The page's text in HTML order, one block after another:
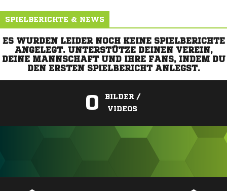
SPIELBERICHTE & NEWS
ES WURDEN LEIDER NOCH KEINE SPIELBERICHTE
ANGELEGT. UNTERSTÜTZE DEINEN VEREIN,
DEINE MANNSCHAFT UND IHRE FANS, INDEM DU
DEN ERSTEN SPIELBERICHT ANLEGST.
0
BILDER /
VIDEOS